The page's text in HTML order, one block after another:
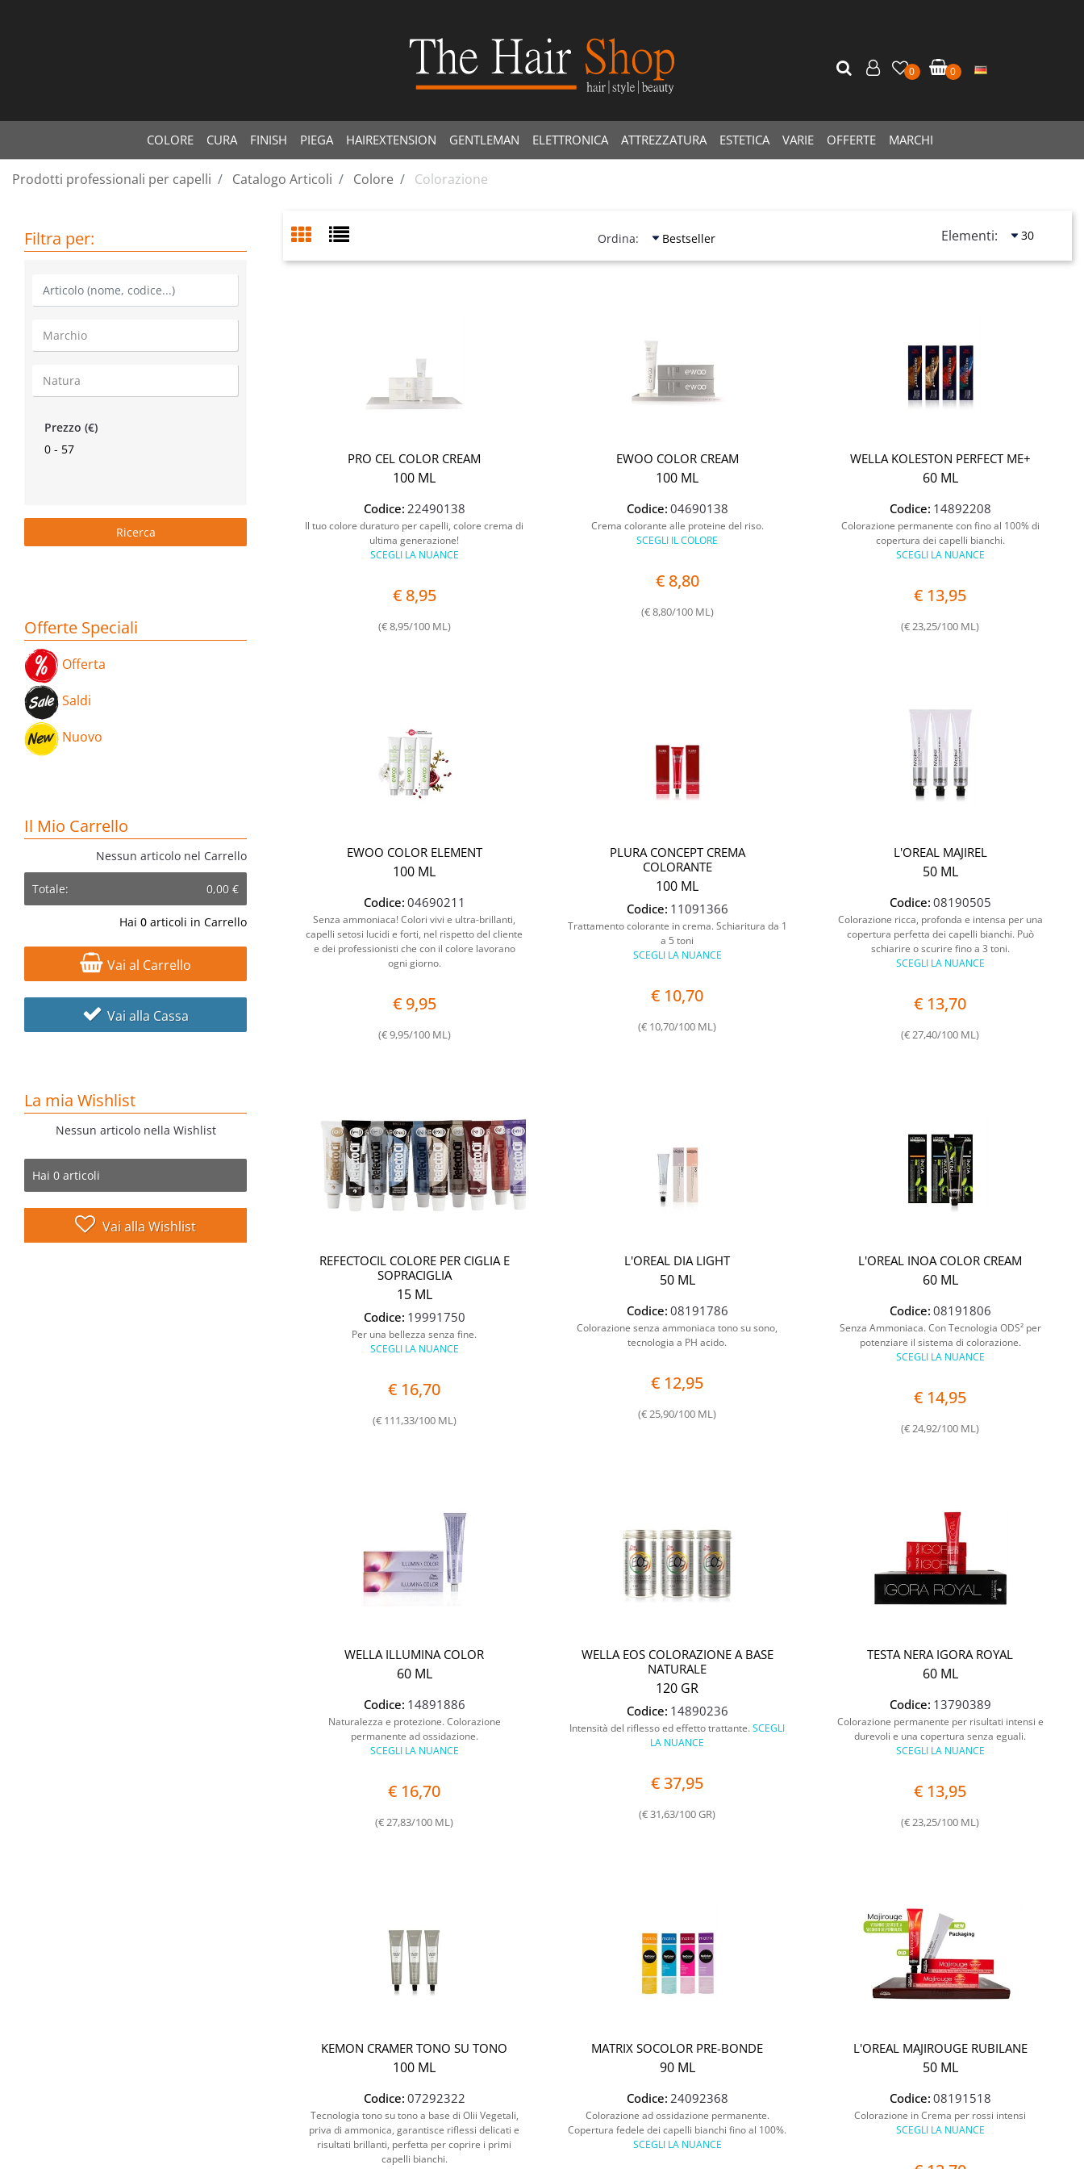
COLORE CURA FINISH PIEGA HAIREXTENSION GENTLEMAN ELETTRONICA ATTREZZATURA ESTETICA VARIE OFFERTE MARCHI
0 0
Prodotti professionali per capelli Catalogo Articoli Colore Colorazione
Filtra per:
Prezzo (€)
0 - 57
Offerte Speciali
Offerta
Saldi
Nuovo
Il Mio Carrello
Nessun articolo nel Carrello
Hai 0 articoli in Carrello
Totale: 0,00 €
Vai al Carrello
Vai alla Cassa
La mia Wishlist
Nessun articolo nella Wishlist
Hai 0 articoli
Vai alla Wishlist
Ordina: Elementi:
PRO CEL COLOR CREAM
100 ML
Codice: 22490138
Il tuo colore duraturo per capelli, colore crema di
ultima generazione!
SCEGLI LA NUANCE
€ 8,95
(€ 8,95/100 ML)
EWOO COLOR CREAM
100 ML
Codice: 04690138
Crema colorante alle proteine del riso.
SCEGLI IL COLORE
€ 8,80
(€ 8,80/100 ML)
WELLA KOLESTON PERFECT ME+
60 ML
Codice: 14892208
Colorazione permanente con fino al 100% di
copertura dei capelli bianchi.
SCEGLI LA NUANCE
€ 13,95
(€ 23,25/100 ML)
EWOO COLOR ELEMENT
100 ML
Codice: 04690211
Senza ammoniaca! Colori vivi e ultra-brillanti,
capelli setosi lucidi e forti, nel rispetto del cliente
e dei professionisti che con il colore lavorano
ogni giorno.
€ 9,95
(€ 9,95/100 ML)
PLURA CONCEPT CREMA
COLORANTE
100 ML
Codice: 11091366
Trattamento colorante in crema. Schiaritura da 1
a 5 toni
SCEGLI LA NUANCE
€ 10,70
(€ 10,70/100 ML)
L'OREAL MAJIREL
50 ML
Codice: 08190505
Colorazione ricca, profonda e intensa per una
copertura perfetta dei capelli bianchi. Può
schiarire o scurire fino a 3 toni.
SCEGLI LA NUANCE
€ 13,70
(€ 27,40/100 ML)
REFECTOCIL COLORE PER CIGLIA E
SOPRACIGLIA
15 ML
Codice: 19991750
Per una bellezza senza fine.
SCEGLI LA NUANCE
€ 16,70
(€ 111,33/100 ML)
L'OREAL DIA LIGHT
50 ML
Codice: 08191786
Colorazione senza ammoniaca tono su sono,
tecnologia a PH acido.
€ 12,95
(€ 25,90/100 ML)
L'OREAL INOA COLOR CREAM
60 ML
Codice: 08191806
Senza Ammoniaca. Con Tecnologia ODS² per
potenziare il sistema di colorazione.
SCEGLI LA NUANCE
€ 14,95
(€ 24,92/100 ML)
WELLA ILLUMINA COLOR
60 ML
Codice: 14891886
Naturalezza e protezione. Colorazione
permanente ad ossidazione.
SCEGLI LA NUANCE
€ 16,70
(€ 27,83/100 ML)
WELLA EOS COLORAZIONE A BASE
NATURALE
120 GR
Codice: 14890236
Intensità del riflesso ed effetto trattante.SCEGLI
LA NUANCE
€ 37,95
(€ 31,63/100 GR)
TESTA NERA IGORA ROYAL
60 ML
Codice: 13790389
Colorazione permanente per risultati intensi e
durevoli e una copertura senza eguali.
SCEGLI LA NUANCE
€ 13,95
(€ 23,25/100 ML)
KEMON CRAMER TONO SU TONO
100 ML
Codice: 07292322
Tecnologia tono su tono a base di Olii Vegetali,
priva di ammonica, garantisce riflessi delicati e
risultati brillanti, perfetta per coprire i primi
capelli bianchi.
MATRIX SOCOLOR PRE-BONDE
90 ML
Codice: 24092368
Colorazione ad ossidazione permanente.
Copertura fedele dei capelli bianchi fino al 100%.
SCEGLI LA NUANCE
L'OREAL MAJIROUGE RUBILANE
50 ML
Codice: 08191518
Colorazione in Crema per rossi intensi
SCEGLI LA NUANCE